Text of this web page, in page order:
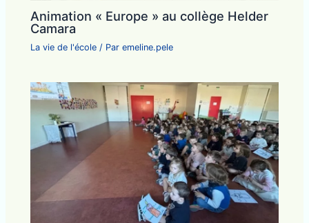
Animation « Europe » au collège Helder
Camara
La vie de l'école / Paremeline.pele